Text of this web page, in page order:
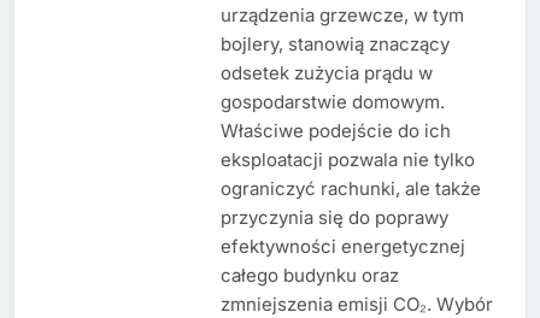
urządzenia grzewcze, w tym
bojlery, stanowią znaczący
odsetek zużycia prądu w
gospodarstwie domowym.
Właściwe podejście do ich
eksploatacji pozwala nie tylko
ograniczyć rachunki, ale także
przyczynia się do poprawy
efektywności energetycznej
całego budynku oraz
zmniejszenia emisji CO₂. Wybór